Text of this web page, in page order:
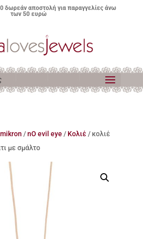
δωρεάν αποστολή για παραγγελίες άνω
των 50 ευρώ
/nO evil eye / Κολιέ / κολιέ
με σμάλτο